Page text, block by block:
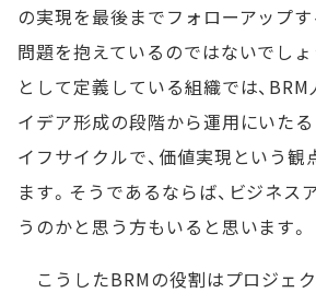
の実現を最後までフォローアップ
問題を抱えているのではないでし
として定義している組織では、BRM
イデア形成の段階から運用にいた
イフサイクルで、価値実現という観
ます。そうであるならば、ビジネス
うのかと思う方もいると思います。
こうしたBRMの役割はプロジェ